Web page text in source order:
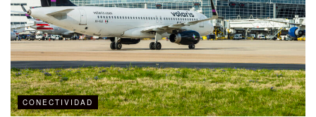
CONECTIVIDAD